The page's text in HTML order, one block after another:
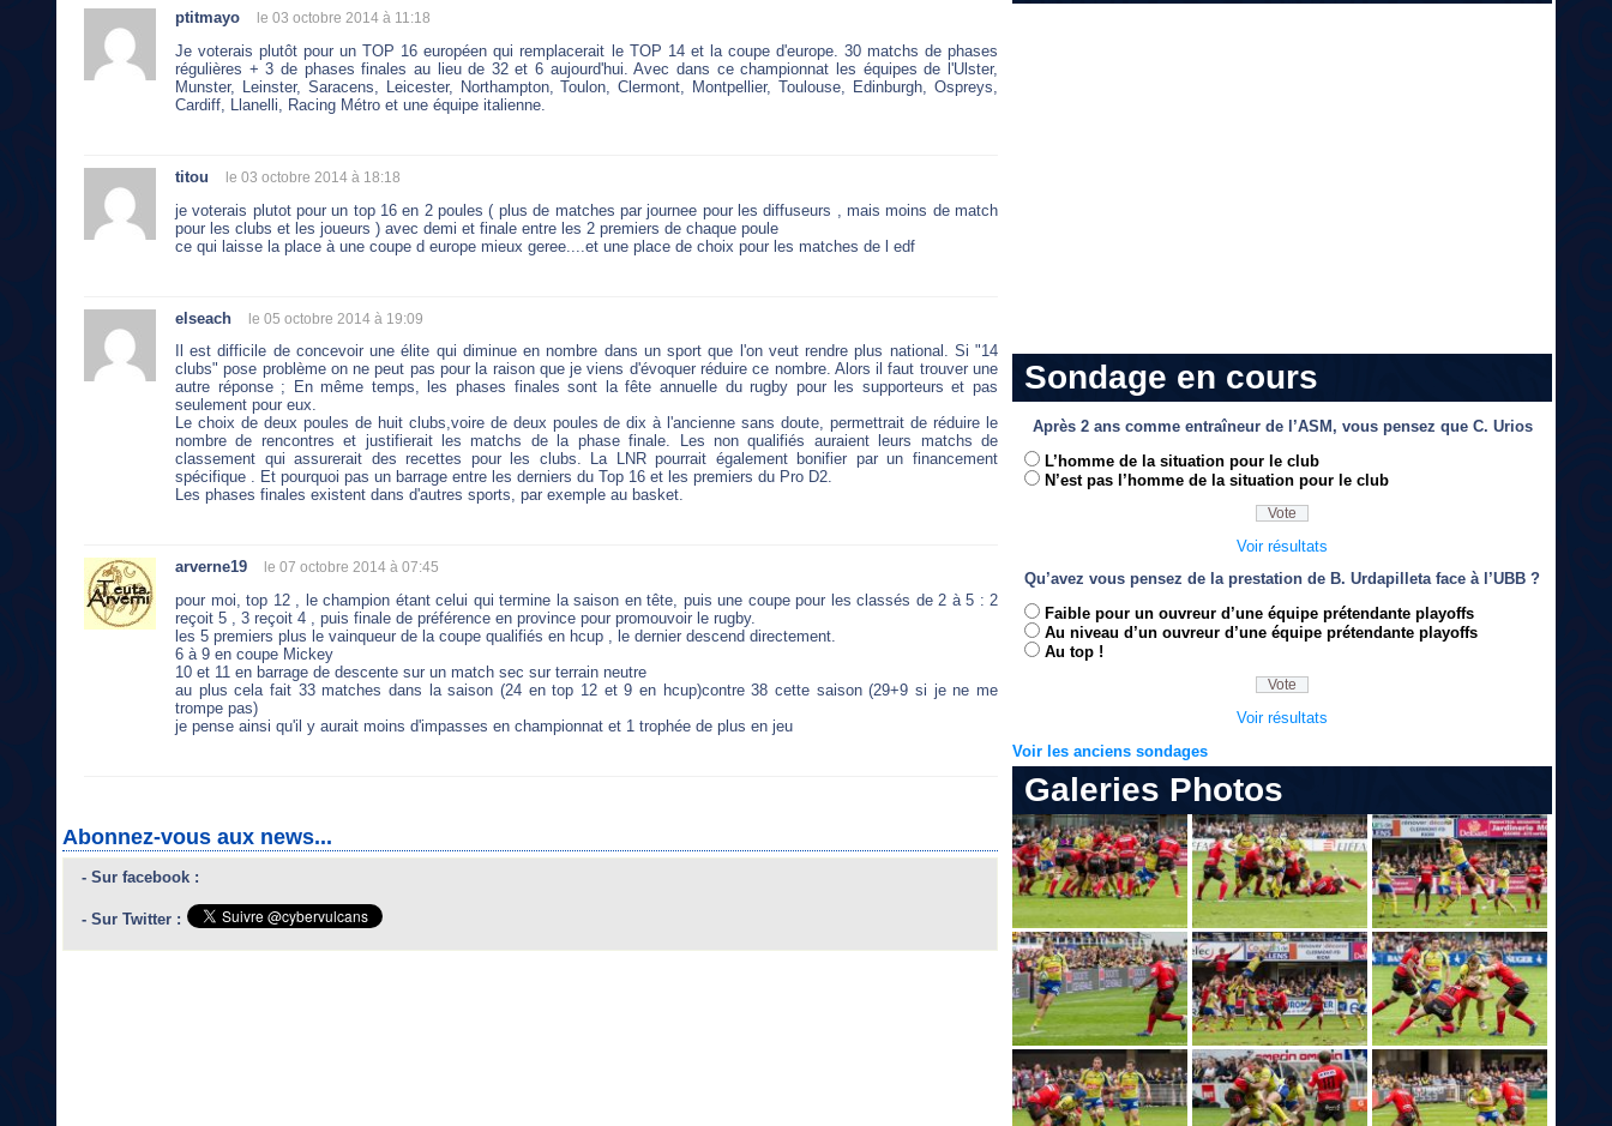
ptitmayo le 03 octobre 2014 à 11:18
Je voterais plutôt pour un TOP 16 européen qui remplacerait le TOP 14 et la coupe d'europe. 30 matchs de phases
régulières + 3 de phases finales au lieu de 32 et 6 aujourd'hui. Avec dans ce championnat les équipes de l'Ulster,
Munster, Leinster, Saracens, Leicester, Northampton, Toulon, Clermont, Montpellier, Toulouse, Edinburgh, Ospreys,
Cardiff, Llanelli, Racing Métro et une équipe italienne.
titou le 03 octobre 2014 à 18:18
je voterais plutot pour un top 16 en 2 poules ( plus de matches par journee pour les diffuseurs , mais moins de match
pour les clubs et les joueurs ) avec demi et finale entre les 2 premiers de chaque poule
ce qui laisse la place à une coupe d europe mieux geree....et une place de choix pour les matches de l edf
elseach le 05 octobre 2014 à 19:09
Il est difficile de concevoir une élite qui diminue en nombre dans un sport que l'on veut rendre plus national. Si "14
clubs" pose problème on ne peut pas pour la raison que je viens d'évoquer réduire ce nombre. Alors il faut trouver une
autre réponse ; En même temps, les phases finales sont la fête annuelle du rugby pour les supporteurs et pas
seulement pour eux.
Le choix de deux poules de huit clubs,voire de deux poules de dix à l'ancienne sans doute, permettrait de réduire le
nombre de rencontres et justifierait les matchs de la phase finale. Les non qualifiés auraient leurs matchs de
classement qui assurerait des recettes pour les clubs. La LNR pourrait également bonifier par un financement
spécifique . Et pourquoi pas un barrage entre les derniers du Top 16 et les premiers du Pro D2.
Les phases finales existent dans d'autres sports, par exemple au basket.
arverne19 le 07 octobre 2014 à 07:45
pour moi, top 12 , le champion étant celui qui termine la saison en tête, puis une coupe pour les classés de 2 à 5 : 2
reçoit 5 , 3 reçoit 4 , puis finale de préférence en province pour promouvoir le rugby.
les 5 premiers plus le vainqueur de la coupe qualifiés en hcup , le dernier descend directement.
6 à 9 en coupe Mickey
10 et 11 en barrage de descente sur un match sec sur terrain neutre
au plus cela fait 33 matches dans la saison (24 en top 12 et 9 en hcup)contre 38 cette saison (29+9 si je ne me
trompe pas)
je pense ainsi qu'il y aurait moins d'impasses en championnat et 1 trophée de plus en jeu
Abonnez-vous aux news...
- Sur facebook :
- Sur Twitter :
Sondage en cours
Après 2 ans comme entraîneur de l’ASM, vous pensez que C. Urios
L’homme de la situation pour le club
N’est pas l’homme de la situation pour le club
Voir résultats
Qu’avez vous pensez de la prestation de B. Urdapilleta face à l’UBB ?
Faible pour un ouvreur d’une équipe prétendante playoffs
Au niveau d’un ouvreur d’une équipe prétendante playoffs
Au top !
Voir résultats
Voir les anciens sondages
Galeries Photos